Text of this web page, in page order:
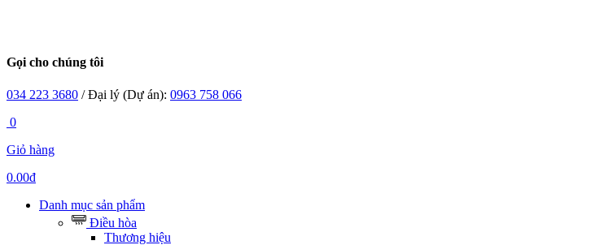
Gọi cho chúng tôi
034 223 3680 / Đại lý (Dự án): 0963 758 066
0
Giỏ hàng
0.00đ
Danh mục sản phẩm
Điều hòa
Thương hiệu